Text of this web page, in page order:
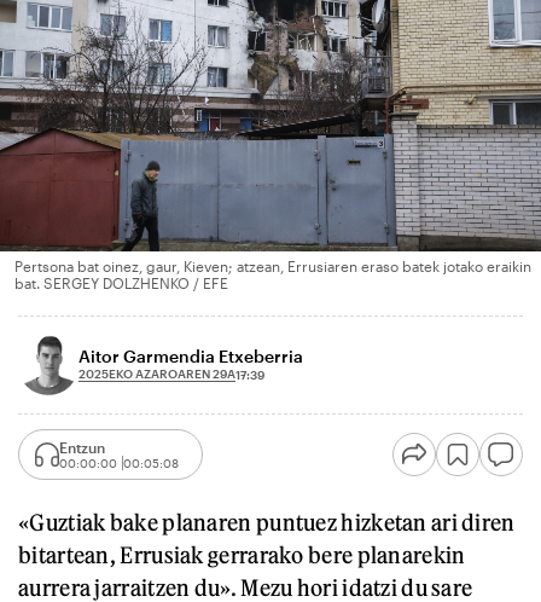
Pertsona bat oinez, gaur, Kieven; atzean, Errusiaren eraso batek jotako eraikin
bat. SERGEY DOLZHENKO / EFE
Aitor Garmendia Etxeberria
2025EKO AZAROAREN 29A17:39
Entzun
00:00:00 00:05:08
«Guztiak bake planaren puntuez hizketan ari diren
bitartean, Errusiak gerrarako bere planarekin
aurrera jarraitzen du». Mezu hori idatzi du sare